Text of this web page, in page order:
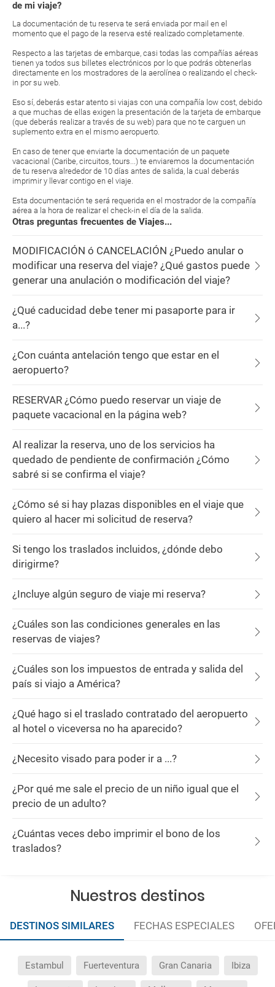
de mi viaje?
La documentación de tu reserva te será enviada por mail en el
momento que el pago de la reserva esté realizado completamente.
Respecto a las tarjetas de embarque, casi todas las compañías aéreas
tienen ya todos sus billetes electrónicos por lo que podrás obtenerlas
directamente en los mostradores de la aerolínea o realizando el check-
in por su web.
Eso sí, deberás estar atento si viajas con una compañía low cost, debido
a que muchas de ellas exigen la presentación de la tarjeta de embarque
(que deberás realizar a través de su web) para que no te carguen un
suplemento extra en el mismo aeropuerto.
En caso de tener que enviarte la documentación de un paquete
vacacional (Caribe, circuitos, tours...) te enviaremos la documentación
de tu reserva alrededor de 10 días antes de salida, la cual deberás
imprimir y llevar contigo en el viaje.
Esta documentación te será requerida en el mostrador de la compañía
aérea a la hora de realizar el check-in el día de la salida.
Otras preguntas frecuentes de Viajes...
MODIFICACIÓN ó CANCELACIÓN ¿Puedo anular o
modificar una reserva del viaje? ¿Qué gastos puede
generar una anulación o modificación del viaje?
¿Qué caducidad debe tener mi pasaporte para ir
a...?
¿Con cuánta antelación tengo que estar en el
aeropuerto?
RESERVAR ¿Cómo puedo reservar un viaje de
paquete vacacional en la página web?
Al realizar la reserva, uno de los servicios ha
quedado de pendiente de confirmación ¿Cómo
sabré si se confirma el viaje?
¿Cómo sé si hay plazas disponibles en el viaje que
quiero al hacer mi solicitud de reserva?
Si tengo los traslados incluidos, ¿dónde debo
dirigirme?
¿Incluye algún seguro de viaje mi reserva?
¿Cuáles son las condiciones generales en las
reservas de viajes?
¿Cuáles son los impuestos de entrada y salida del
país si viajo a América?
¿Qué hago si el traslado contratado del aeropuerto
al hotel o viceversa no ha aparecido?
¿Necesito visado para poder ir a ...?
¿Por qué me sale el precio de un niño igual que el
precio de un adulto?
¿Cuántas veces debo imprimir el bono de los
traslados?
Nuestros destinos
DESTINOS SIMILARES FECHAS ESPECIALES
Estambul Fuerteventura Gran Canaria Ibiza